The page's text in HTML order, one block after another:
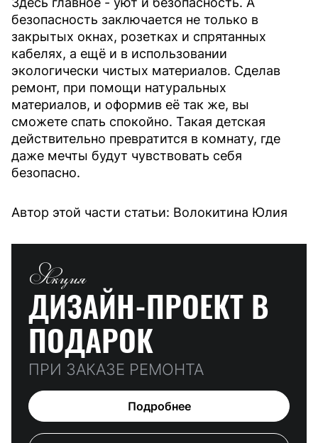
безопасность заключается не только в
закрытых окнах, розетках и спрятанных
кабелях, а ещё и в использовании
экологически чистых материалов. Сделав
ремонт, при помощи натуральных
материалов, и оформив её так же, вы
сможете спать спокойно. Такая детская
действительно превратится в комнату, где
даже мечты будут чувствовать себя
безопасно.
Автор этой части статьи: Волокитина Юлия
Акция
ДИЗАЙН-ПРОЕКТ В
ПОДАРОК
ПРИ ЗАКАЗЕ РЕМОНТА
Подробнее